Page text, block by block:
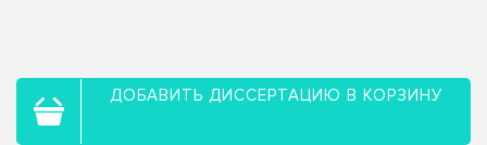
ДОБАВИТЬ ДИССЕРТАЦИЮ В КОРЗИНУ